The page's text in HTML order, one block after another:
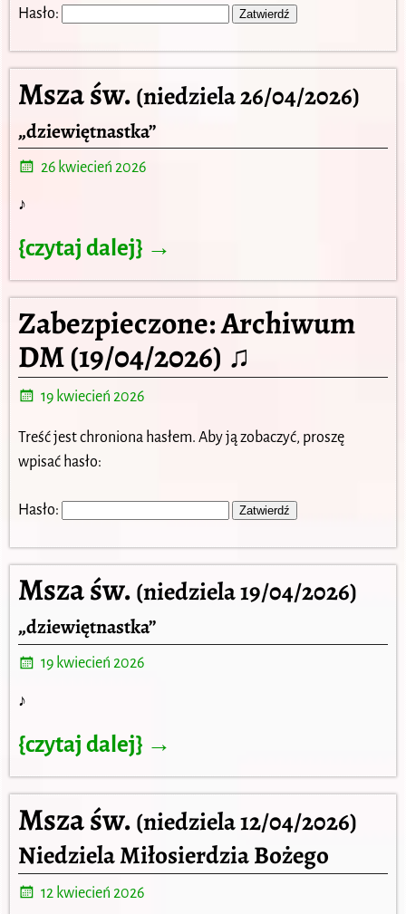
Hasło:
Msza św.(niedziela 26/04/2026)
„dziewiętnastka”
26 kwiecień 2026
♪
{czytaj dalej} →
Zabezpieczone: Archiwum
DM (19/04/2026) ♫
19 kwiecień 2026
Treść jest chroniona hasłem. Aby ją zobaczyć, proszę
wpisać hasło:
Hasło:
Msza św.(niedziela 19/04/2026)
„dziewiętnastka”
19 kwiecień 2026
♪
{czytaj dalej} →
Msza św.(niedziela 12/04/2026)
Niedziela Miłosierdzia Bożego
12 kwiecień 2026